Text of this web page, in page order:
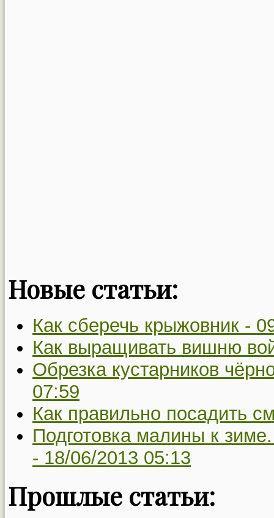
Новые статьи:
Как сберечь крыжовник -
Как выращивать вишню
Обрезка кустарников
07:59
Как правильно посадить
Подготовка малины к
- 18/06/2013 05:13
Прошлые статьи: